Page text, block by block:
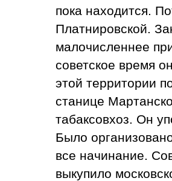
пока находится.
Платнировской.
малочисленнее
советское время
этой территории
станице
табаксовхоз. Он
Было
все начинание.
выкупило